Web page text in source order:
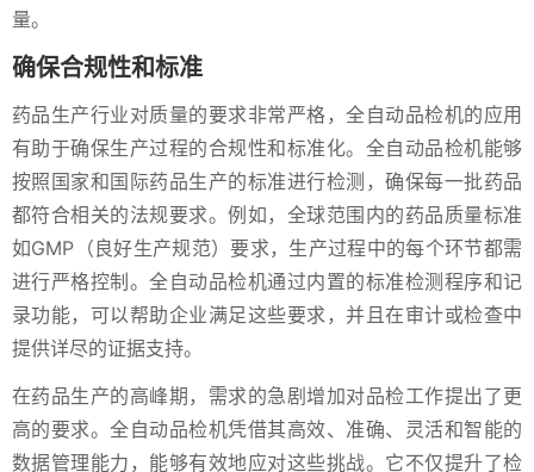
量。
确保合规性和标准
药品生产行业对质量的要求非常严格，全自动品检机的应用
有助于确保生产过程的合规性和标准化。全自动品检机能够
按照国家和国际药品生产的标准进行检测，确保每一批药品
都符合相关的法规要求。例如，全球范围内的药品质量标准
如GMP（良好生产规范）要求，生产过程中的每个环节都需
进行严格控制。全自动品检机通过内置的标准检测程序和记
录功能，可以帮助企业满足这些要求，并且在审计或检查中
提供详尽的证据支持。
在药品生产的高峰期，需求的急剧增加对品检工作提出了更
高的要求。全自动品检机凭借其高效、准确、灵活和智能的
数据管理能力，能够有效地应对这些挑战。它不仅提升了检